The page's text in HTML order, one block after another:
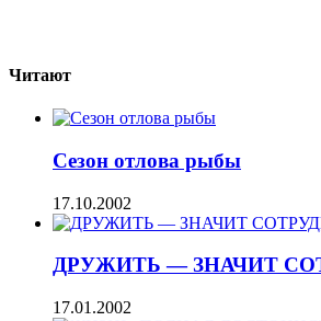
Читают
Сезон отлова рыбы
17.10.2002
ДРУЖИТЬ — ЗНАЧИТ
17.01.2002